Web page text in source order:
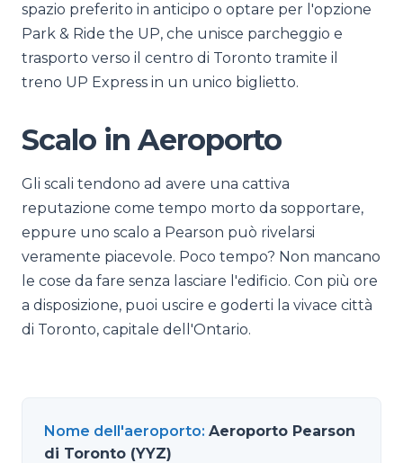
spazio preferito in anticipo o optare per l'opzione
Park & Ride the UP, che unisce parcheggio e
trasporto verso il centro di Toronto tramite il
treno UP Express in un unico biglietto.
Scalo in Aeroporto
Gli scali tendono ad avere una cattiva
reputazione come tempo morto da sopportare,
eppure uno scalo a Pearson può rivelarsi
veramente piacevole. Poco tempo? Non mancano
le cose da fare senza lasciare l'edificio. Con più ore
a disposizione, puoi uscire e goderti la vivace città
di Toronto, capitale dell'Ontario.
Nome dell'aeroporto: Aeroporto Pearson
di Toronto (YYZ)